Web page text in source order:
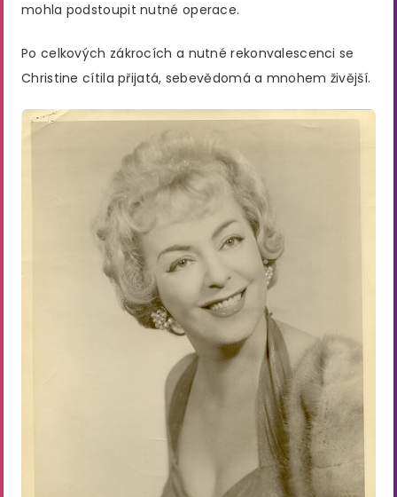
mohla podstoupit nutné operace.
Po celkových zákrocích a nutné rekonvalescenci se
Christine cítila přijatá, sebevědomá a mnohem živější.